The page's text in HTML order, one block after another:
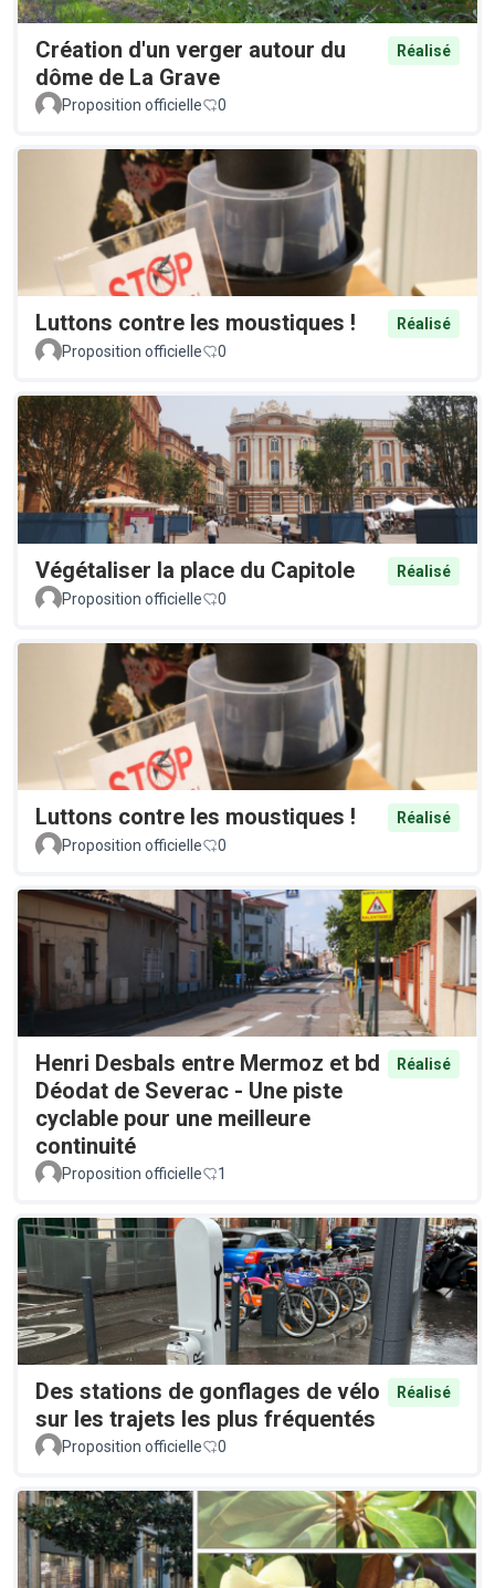
Création d'un verger autour du
dôme de La Grave
Réalisé
Proposition officielle 0
Luttons contre les moustiques !
Réalisé
Proposition officielle
0
Végétaliser la place du Capitole
Réalisé
Proposition officielle
0
Luttons contre les moustiques !
Réalisé
Proposition officielle
0
Henri Desbals entre Mermoz et bd
Déodat de Severac - Une piste
cyclable pour une meilleure
continuité
Réalisé
Proposition officielle 1
Des stations de gonflages de vélo
sur les trajets les plus fréquentés
Réalisé
Proposition officielle 0